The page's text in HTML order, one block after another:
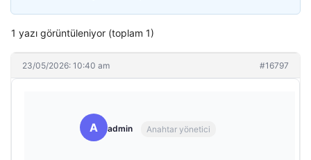
1 yazı görüntüleniyor (toplam 1)
23/05/2026: 10:40 am #16797
A admin Anahtar yönetici